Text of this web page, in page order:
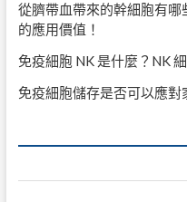
從臍帶血帶來的幹細胞有
的應用價值！
免疫細胞 NK 是什麼？NK
免疫細胞儲存是否可以應對